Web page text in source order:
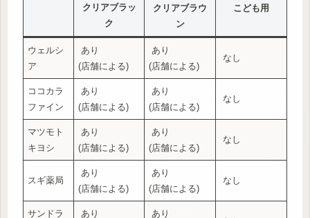
クリアブラッ
ク
クリアブラウ
ン
こども用
ウェルシ
ア
あり
(店舗による)
あり
(店舗による)
なし
ココカラ
ファイン
あり
(店舗による)
あり
(店舗による)
なし
マツモト
キヨシ
あり
(店舗による)
あり
(店舗による)
なし
スギ薬局
あり
(店舗による)
あり
(店舗による)
なし
サンドラ
あり
あり